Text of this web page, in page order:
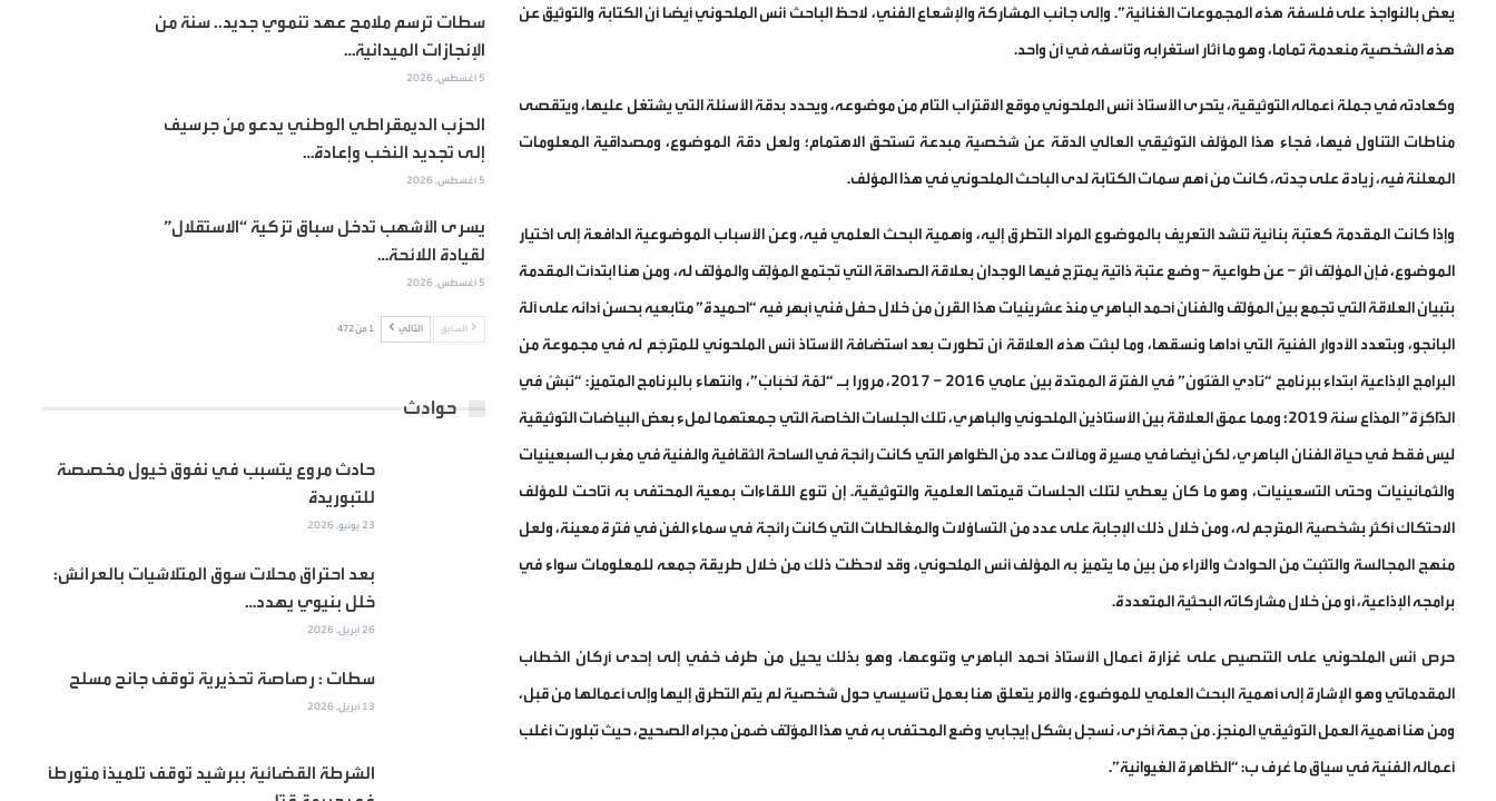
يعض بالنواجذ على فلسفة هذه المجموعات الغنائية”. وإلى جانب المشاركة والإشعاع الفني، لاحظ الباحث أنس الملحوني أيضا أن الكتابة والتوثيق عن
هذه الشخصية منعدمة تماما، وهو ما أثار استغرابه وتأسفه في آن واحد.
وكعادته في جملة أعماله التوثيقية، يتحرى الأستاذ أنس الملحوني موقع الاقتراب التام من موضوعه، ويحدد بدقة الأسئلة التي يشتغل عليها، ويتقصى
مناطات التناول فيها، فجاء هذا المؤَلف التوثيقي العالي الدقة عن شخصية مبدعة تستحق الاهتمام؛ ولعل دقة الموضوع، ومصداقية المعلومات
المعلنة فيه، زيادة على جِدته، كانت من أهم سمات الكتابة لدى الباحث الملحوني في هذا المؤلف.
وإذا كانت المقدمة كعتبة بنائية تنشد التعريف بالموضوع المراد التطرق إليه، وأهمية البحث العلمي فيه، وعن الأسباب الموضوعية الدافعة إلى اختيار
الموضوع، فإن المؤلِّف آثر – عن طواعية – وضع عتبة ذاتية يمتزج فيها الوجدان بعلاقة الصداقة التي تجتمع المؤلِّف والمؤلَّف له، ومن هنا ابتدأت المقدمة
بتبيان العلاقة التي تجمع بين المؤلِّف والفنان أحمد الباهري منذ عشرينيات هذا القرن من خلال حفل فني أبهر فيه “احميدة” متابعيه بحسن أدائه على آلة
البانجو، وبتعدد الأدوار الفنية التي أداها ونسقها، وما لبثت هذه العلاقة أن تطورت بعد استضافة الأستاذ أنس الملحوني للمترجَم له في مجموعة من
البرامج الإذاعية ابتداء ببرنامج “نَادِي الفُنُون” في الفترة الممتدة بين عامي 2016 – 2017، مرورا بـ “لَمَّة لَحْبَابْ”، وانتهاء بالبرنامج المتميز: “نَبشٌ فِي
الذَّاكِرَة” المذاع سنة 2019؛ ومما عمق العلاقة بين الأستاذين الملحوني والباهري، تلك الجلسات الخاصة التي جمعتهما لملء بعض البياضات التوثيقية
ليس فقط في حياة الفنان الباهري، لكن أيضا في مسيرة ومآلات عدد من الظواهر التي كانت رائجة في الساحة الثقافية والفنية في مغرب السبعينيات
والثمانينيات وحتى التسعينيات، وهو ما كان يعطي لتلك الجلسات قيمتها العلمية والتوثيقية. إن تنوع اللقاءات بمعية المحتفى به أتاحت للمؤلف
الاحتكاك أكثر بشخصية المتَرجم له، ومن خلال ذلك الإجابة على عدد من التساؤلات والمغالطات التي كانت رائجة في سماء الفن في فترة معينة، ولعل
منهج المجالسة والتثبت من الحوادث والآراء من بين ما يتميز به المؤلف أنس الملحوني، وقد لاحظت ذلك من خلال طريقة جمعه للمعلومات سواء في
برامجه الإذاعية، أو من خلال مشاركاته البحثية المتعددة.
حرص أنس الملحوني على التنصيص على غزارة أعمال الأستاذ أحمد الباهري وتنوعها، وهو بذلك يحيل من طرف خفي إلى إحدى أركان الخطاب
المقدماتي وهو الإشارة إلى أهمية البحث العلمي للموضوع، والأمر يتعلق هنا بعمل تأسيسي حول شخصية لم يتم التطرق إليها وإلى أعمالها من قبل،
ومن هنا أهمية العمل التوثيقي المنجز. من جهة أخرى، نسجل بشكل إيجابي وضع المحتفى به في هذا المؤَلَّف ضمن مجراه الصحيح، حيث تبلورت أغلب
أعماله الفنية في سياق ما عُرف ب: “الظاهرة الغيوانية”.
سطات ترسم ملامح عهد تنموي جديد.. سنة من
الإنجازات الميدانية…
5 أغسطس, 2026
الحزب الديمقراطي الوطني يدعو من جرسيف
إلى تجديد النخب وإعادة…
5 أغسطس, 2026
يسرى الأشهب تدخل سباق تزكية “الاستقلال”
لقيادة اللائحة…
5 أغسطس, 2026
السابق التالي 1 من 472
حوادث
حادث مروع يتسبب في نفوق خيول مخصصة
للتبوريدة
23 يونيو, 2026
بعد احتراق محلات سوق المتلاشيات بالعرائش:
خلل بنيوي يهدد…
26 أبريل, 2026
سطات : رصاصة تحذيرية توقف جانح مسلح
13 أبريل, 2026
الشرطة القضائية ببرشيد توقف تلميذاً متورطاً